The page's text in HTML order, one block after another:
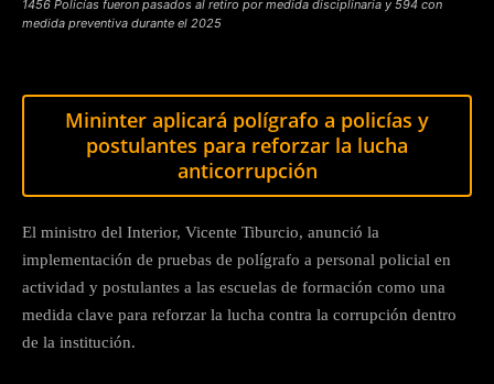
1456 Policías fueron pasados al retiro por medida disciplinaria y 594 con
medida preventiva durante el 2025
Mininter aplicará polígrafo a policías y
postulantes para reforzar la lucha
anticorrupción
El ministro del Interior, Vicente Tiburcio, anunció la
implementación de pruebas de polígrafo a personal policial en
actividad y postulantes a las escuelas de formación como una
medida clave para reforzar la lucha contra la corrupción dentro
de la institución.